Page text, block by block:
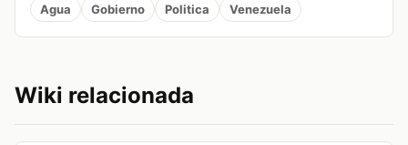
Agua Gobierno Politica Venezuela
Wiki relacionada